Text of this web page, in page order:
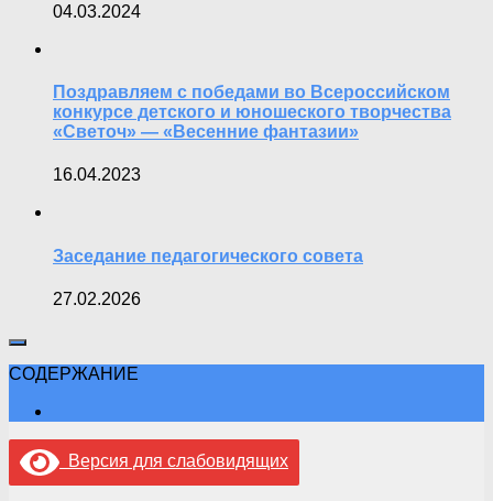
04.03.2024
Поздравляем с победами во Всероссийском
конкурсе детского и юношеского творчества
«Светоч» — «Весенние фантазии»
16.04.2023
Заседание педагогического совета
27.02.2026
СОДЕРЖАНИЕ
Версия для слабовидящих